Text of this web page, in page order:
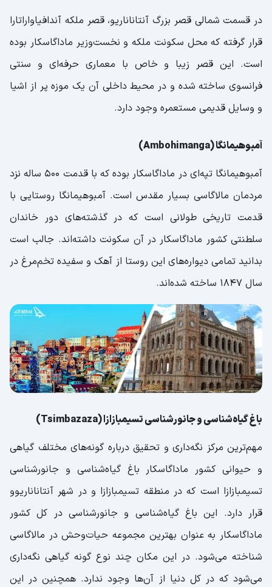
در قسمت شمالی قصر بزرگ آنتاناناریو، قصر ملکه آندافیاواراتارا
قرار گرفته که محل سکونت ملکه و نخست‌وزیر ماداگاسکار بوده
است. این قصر زیبا و خاص با معماری حرفه‌ای و سنتی
فرانسوی ساخته شده و در محیط داخلی آن یک موزه پر از اشیا
و وسایل قدیمی مستعمره وجود دارد.
آمبوهیمانگا (Ambohimanga)
آمبوهیمانگا تپه‌ای در ماداگاسکار بوده که با قدمت 500 ساله نزد
مردمان مالاگاسی بسیار مقدس است. آمبوهیمانگا روستایی با
قدمت تاریخی طولانی است که در گذشته‌های دور خاندان
سلطنتی کشور ماداگاسکار در آن سکونت داشته‌اند. جالب است
بدانید تمامی دیواره‌های این روستا از آهک و سفیده تخم‌مرغ در
سال 1847 ساخته شده‌اند.
باغ گیاه‌شناسی و جانورشناسی تسیمبازازا (Tsimbazaza)
مهم‌ترین مرکز نگه‌داری و تحقیق درباره گونه‌های مختلف گیاهی
و حیوانی کشور ماداگاسکار باغ گیاه‌شناسی و جانورشناسی
تسیمبازازا است که در منطقه تسیمبازازا و در شهر آنتاناناریوو
قرار دارد. این باغ گیاه‌شناسی و جانورشناسی در کل کشور
ماداگاسکار به عنوان بهترین مجموعه حیات‌وحش در مالاگاسی
شناخته می‌شود. در این مکان چند نوع گونه گیاهی نگه‌داری
می‌شود که در کل دنیا از آن‌ها وجود ندارد. همچنین در این